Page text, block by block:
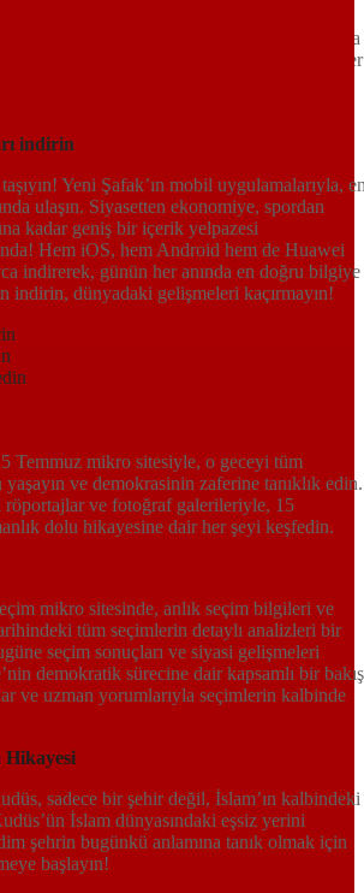
haberlerle, hem Türkiye’de hem de dünyada
öğrenin. Dijital platformlarıyla her an, her
indirin
Yeni Şafak’ın mobil uygulamalarıyla,
ulaşın. Siyasetten ekonomiye, spordan
kadar geniş bir içerik yelpazesi
Hem iOS, hem Android hem de Huawei
indirerek, günün her anında en doğru bilgiye
indirin, dünyadaki gelişmeleri kaçırmayın!
Temmuz mikro sitesiyle, o geceyi tüm
ve demokrasinin zaferine tanıklık edin.
ve fotoğraf galerileriyle, 15
dolu hikayesine dair her şeyi keşfedin.
mikro sitesinde, anlık seçim bilgileri ve
tüm seçimlerin detaylı analizleri bir
seçim sonuçları ve siyasi gelişmeleri
demokratik sürecine dair kapsamlı bir bakış
ve uzman yorumlarıyla seçimlerin kalbinde
sadece bir şehir değil, İslam’ın kalbindeki
İslam dünyasındaki eşsiz yerini
şehrin bugünkü anlamına tanık olmak için
başlayın!